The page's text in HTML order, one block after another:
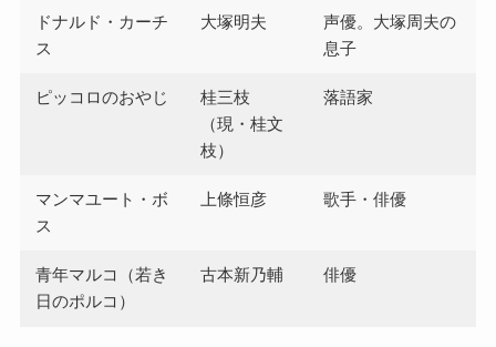
ドナルド・カーチ
ス
大塚明夫
声優。大塚周夫の
息子
ピッコロのおやじ
桂三枝
（現・桂文
枝）
落語家
マンマユート・ボ
ス
上條恒彦 歌手・俳優
青年マルコ（若き
日のポルコ）
古本新乃輔 俳優